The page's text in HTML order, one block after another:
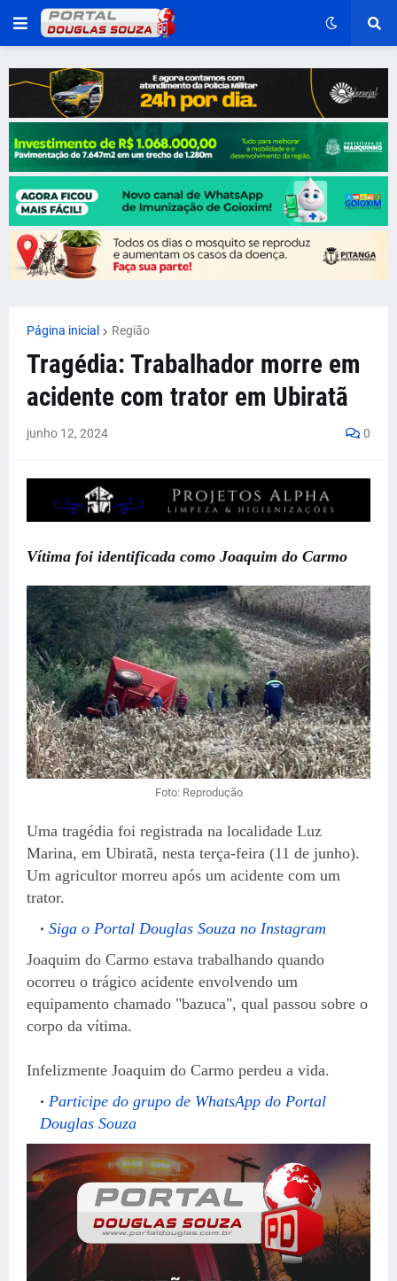
Página inicial Região
Tragédia: Trabalhador morre em
acidente com trator em Ubiratã
junho 12, 2024 0
Vítima foi identificada como Joaquim do Carmo
Foto: Reprodução
Uma tragédia foi registrada na localidade Luz
Marina, em Ubiratã, nesta terça-feira (11 de junho).
Um agricultor morreu após um acidente com um
trator.
Siga o Portal Douglas Souza no Instagram
Joaquim do Carmo estava trabalhando quando
ocorreu o trágico acidente envolvendo um
equipamento chamado "bazuca", qual passou sobre o
corpo da vítima.
Infelizmente Joaquim do Carmo perdeu a vida.
Participe do grupo de WhatsApp do Portal
Douglas Souza